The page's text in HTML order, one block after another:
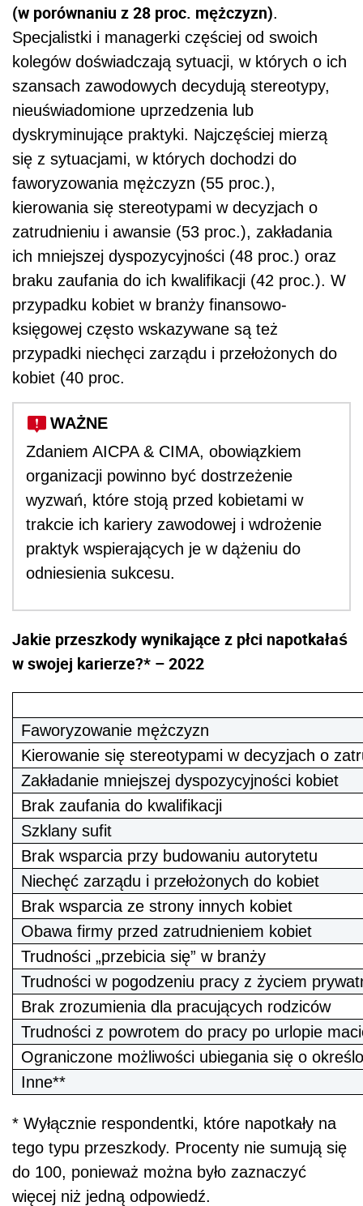
(w porównaniu z 28 proc. mężczyzn).
Specjalistki i managerki częściej od swoich
kolegów doświadczają sytuacji, w których o ich
szansach zawodowych decydują stereotypy,
nieuświadomione uprzedzenia lub
dyskryminujące praktyki. Najczęściej mierzą
się z sytuacjami, w których dochodzi do
faworyzowania mężczyzn (55 proc.),
kierowania się stereotypami w decyzjach o
zatrudnieniu i awansie (53 proc.), zakładania
ich mniejszej dyspozycyjności (48 proc.) oraz
braku zaufania do ich kwalifikacji (42 proc.). W
przypadku kobiet w branży finansowo-
księgowej często wskazywane są też
przypadki niechęci zarządu i przełożonych do
kobiet (40 proc.
WAŻNE
Zdaniem AICPA & CIMA, obowiązkiem
organizacji powinno być dostrzeżenie
wyzwań, które stoją przed kobietami w
trakcie ich kariery zawodowej i wdrożenie
praktyk wspierających je w dążeniu do
odniesienia sukcesu.
Jakie przeszkody wynikające z płci napotkałaś
w swojej karierze?* – 2022
Faworyzowanie mężczyzn
Kierowanie się stereotypami w decyzjach o
Zakładanie mniejszej dyspozycyjności kobiet
Brak zaufania do kwalifikacji
Szklany sufit
Brak wsparcia przy budowaniu autorytetu
Niechęć zarządu i przełożonych do kobiet
Brak wsparcia ze strony innych kobiet
Obawa firmy przed zatrudnieniem kobiet
Trudności „przebicia się” w branży
Trudności w pogodzeniu pracy z życiem
Brak zrozumienia dla pracujących rodziców
Trudności z powrotem do pracy po urlopie
Ograniczone możliwości ubiegania się o
Inne**
* Wyłącznie respondentki, które napotkały na
tego typu przeszkody. Procenty nie sumują się
do 100, ponieważ można było zaznaczyć
więcej niż jedną odpowiedź.